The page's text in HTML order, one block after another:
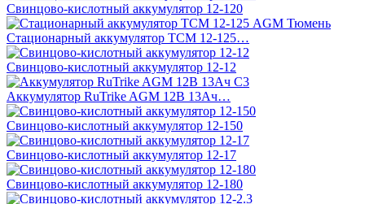
Свинцово-кислотный аккумулятор 12-120
Стационарный аккумулятор ТСМ 12-125…
Свинцово-кислотный аккумулятор 12-12
Аккумулятор RuTrike AGM 12В 13Ач…
Свинцово-кислотный аккумулятор 12-150
Свинцово-кислотный аккумулятор 12-17
Свинцово-кислотный аккумулятор 12-180